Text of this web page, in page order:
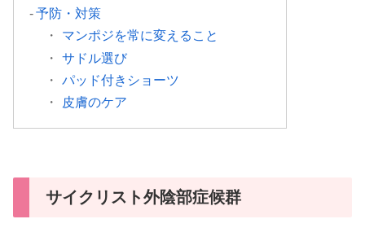
予防・対策
マンポジを常に変えること
サドル選び
パッド付きショーツ
皮膚のケア
サイクリスト外陰部症候群